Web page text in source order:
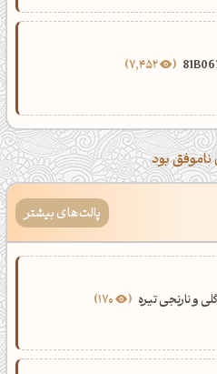
7,452
ناموفق بود
پالت‌های بیشتر
و نارنجی تیره